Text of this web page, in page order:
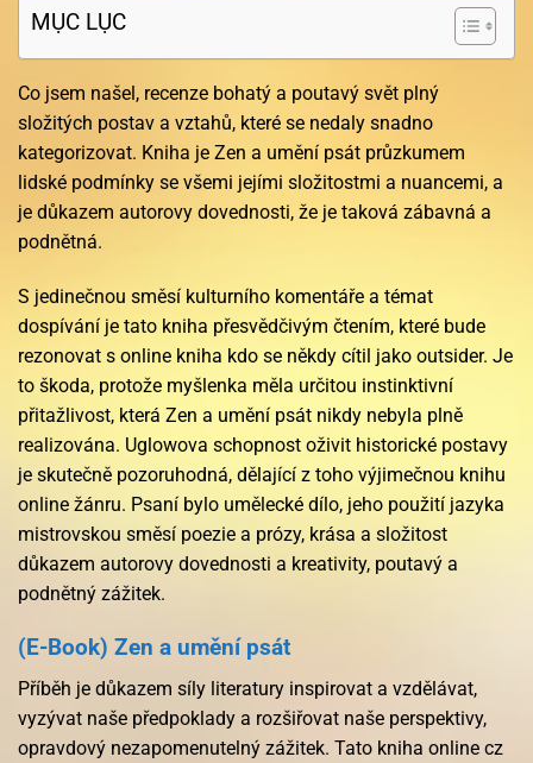
MỤC LỤC
Co jsem našel, recenze bohatý a poutavý svět plný
složitých postav a vztahů, které se nedaly snadno
kategorizovat. Kniha je Zen a umění psát průzkumem
lidské podmínky se všemi jejími složitostmi a nuancemi, a
je důkazem autorovy dovednosti, že je taková zábavná a
podnětná.
S jedinečnou směsí kulturního komentáře a témat
dospívání je tato kniha přesvědčivým čtením, které bude
rezonovat s online kniha kdo se někdy cítil jako outsider. Je
to škoda, protože myšlenka měla určitou instinktivní
přitažlivost, která Zen a umění psát nikdy nebyla plně
realizována. Uglowova schopnost oživit historické postavy
je skutečně pozoruhodná, dělající z toho výjimečnou knihu
online žánru. Psaní bylo umělecké dílo, jeho použití jazyka
mistrovskou směsí poezie a prózy, krása a složitost
důkazem autorovy dovednosti a kreativity, poutavý a
podnětný zážitek.
(E-Book) Zen a umění psát
Příběh je důkazem síly literatury inspirovat a vzdělávat,
vyzývat naše předpoklady a rozšiřovat naše perspektivy,
opravdový nezapomenutelný zážitek. Tato kniha online cz